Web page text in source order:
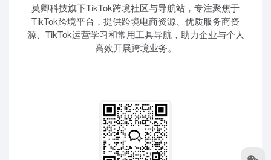
莫卿科技旗下TikTok跨境社区与导航站，专注聚焦于
TikTok跨境平台，提供跨境电商资源、优质服务商资
源、TikTok运营学习和常用工具导航，助力企业与个人
高效开展跨境业务。